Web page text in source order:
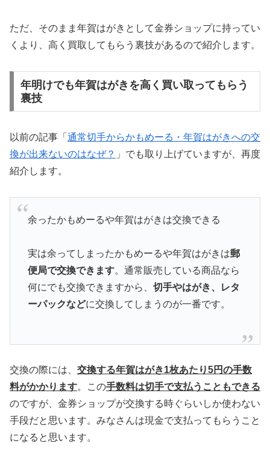
ただ、そのまま年賀はがきとして金券ショップに持ってい
くより、高く買取してもらう裏技があるので紹介します。
年明けでも年賀はがきを高く買い取ってもらう
裏技
以前の記事「 通常切手からかもめーる・年賀はがきへの交
換が出来ないのはなぜ？ 」でも取り上げていますが、再度
紹介します。
余ったかもめーるや年賀はがきは交換できる
実は余ってしまったかもめーるや年賀はがきは郵
便局で交換できます。通常販売している商品なら
何にでも交換できますから、 切手やはがき、レタ
ーパックなどに交換してしまうのが一番です。
交換の際には、 交換する年賀はがき1枚あたり5円の手数
料がかかります。この手数料は切手で支払うこともできる
のですが、金券ショップが交換する時ぐらいしか使わない
手段だと思います。みなさんは現金で支払ってもらうこと
になると思います。